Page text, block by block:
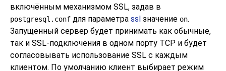
включённым механизмом SSL, задав в
postgresql.conf для параметра ssl значение on.
Запущенный сервер будет принимать как обычные,
так и SSL-подключения в одном порту TCP и будет
согласовывать использование SSL с каждым
клиентом. По умолчанию клиент выбирает режим